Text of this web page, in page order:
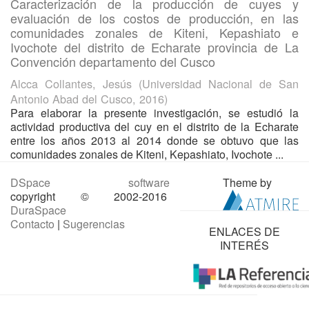
evaluación de los costos de producción, en las
comunidades zonales de Kiteni, Kepashiato e
Ivochote del distrito de Echarate provincia de La
Convención departamento del Cusco
Alcca Collantes, Jesús (Universidad Nacional de San
Antonio Abad del Cusco, 2016)
Para elaborar la presente investigación, se estudió la
actividad productiva del cuy en el distrito de la Echarate
entre los años 2013 al 2014 donde se obtuvo que las
comunidades zonales de Kiteni, Kepashiato, Ivochote ...
DSpace software
copyright © 2002-2016
DuraSpace
Contacto | Sugerencias
Theme by
ENLACES DE
INTERÉS